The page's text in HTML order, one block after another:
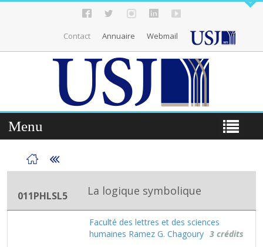
Contact Annuaire Webmail
Menu
011PHLSL5 La logique symbolique
Faculté des lettres et des sciences
humaines Ramez G. Chagoury 3 crédits